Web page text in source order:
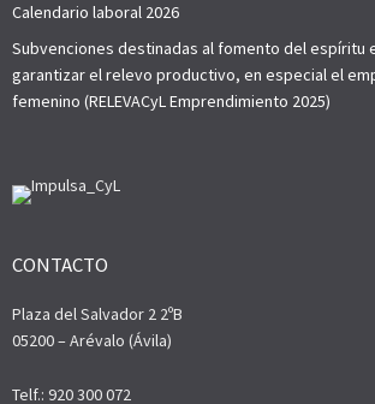
Calendario laboral 2026
Subvenciones destinadas al fomento del espíritu
garantizar el relevo productivo, en especial el
femenino (RELEVACyL Emprendimiento 2025)
CONTACTO
Plaza del Salvador 2 2ºB
05200 – Arévalo (Ávila)
Telf.: 920 300 072